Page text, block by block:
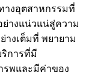
างอุตสาหกรรมที่
างแน่วแน่สู่ความ
างเต็มที่ พยายาม
การที่มี
รพและมีค่าของ